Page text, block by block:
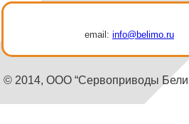
email: info@belimo.ru
© 2014, ООО “Сервоприводы